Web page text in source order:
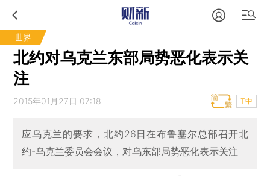
世界
北约对乌克兰东部局势恶化表示关
注
2015年01月27日 07:18 T中
应乌克兰的要求，北约26日在布鲁塞尔总部召开北
约-乌克兰委员会会议，对乌东部局势恶化表示关注